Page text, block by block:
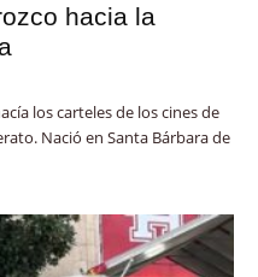
hacia la
los carteles de los cines de
Nació en Santa Bárbara de